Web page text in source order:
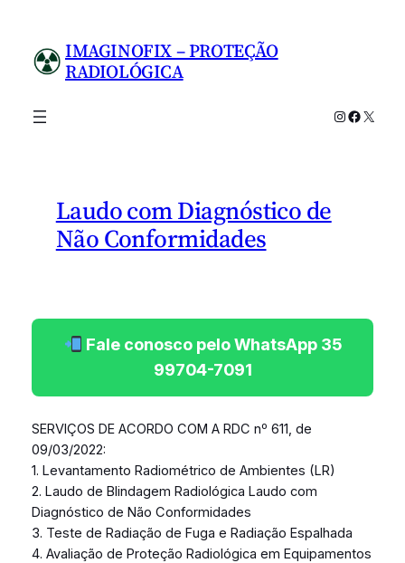
conteúdo
IMAGINOFIX – PROTEÇÃO
RADIOLÓGICA
Instagram
X
Laudo com Diagnóstico de
Não Conformidades
Fale conosco pelo WhatsApp 35
99704-7091
SERVIÇOS DE ACORDO COM A RDC nº 611, de
09/03/2022:
1. Levantamento Radiométrico de Ambientes (LR)
2. Laudo de Blindagem Radiológica Laudo com
Diagnóstico de Não Conformidades
3. Teste de Radiação de Fuga e Radiação Espalhada
4. Avaliação de Proteção Radiológica em Equipamentos